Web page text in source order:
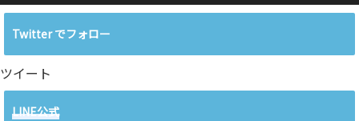
Twitter でフォロー
ツイート
LINE公式